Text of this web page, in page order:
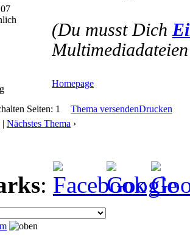
(Du musst Dich
Homepage
Seiten: 1 Thema versendenDrucken
| Nächstes Thema ›
: